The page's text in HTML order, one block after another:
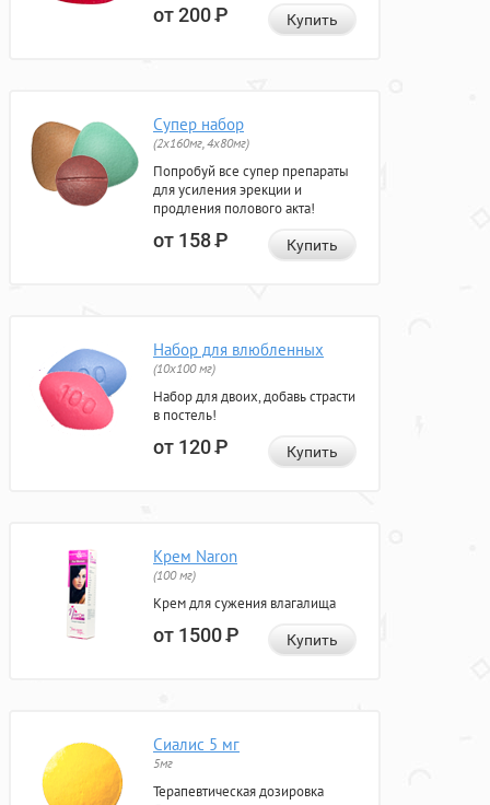
от 200Р Купить
Супер набор
(2х160мг, 4х80мг)
Попробуй все супер препараты
для усиления эрекции и
продления полового акта!
от 158Р Купить
Набор для влюбленных
(10х100 мг)
Набор для двоих, добавь страсти
в постель!
от 120Р Купить
Крем Naron
(100 мг)
Крем для сужения влагалища
от 1500Р Купить
Сиалис 5 мг
5мг
Терапевтическая дозировка